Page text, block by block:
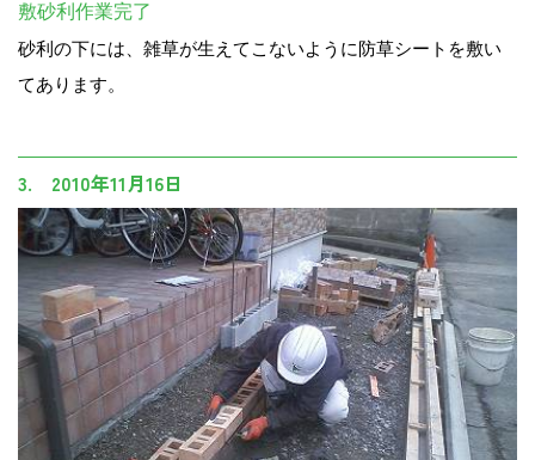
敷砂利作業完了
砂利の下には、雑草が生えてこないように防草シートを敷い
てあります。
3. 2010年11月16日